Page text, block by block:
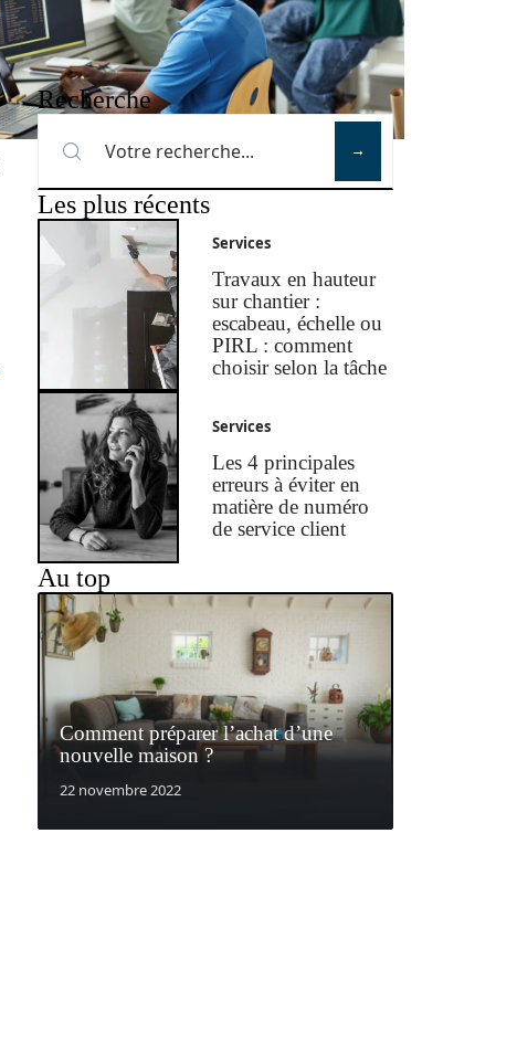
Recherche
Les plus récents
Services
Travaux en hauteur
sur chantier :
escabeau, échelle ou
PIRL : comment
choisir selon la tâche
Services
Les 4 principales
erreurs à éviter en
matière de numéro
de service client
Au top
Comment préparer l’achat d’une
nouvelle maison ?
22 novembre 2022